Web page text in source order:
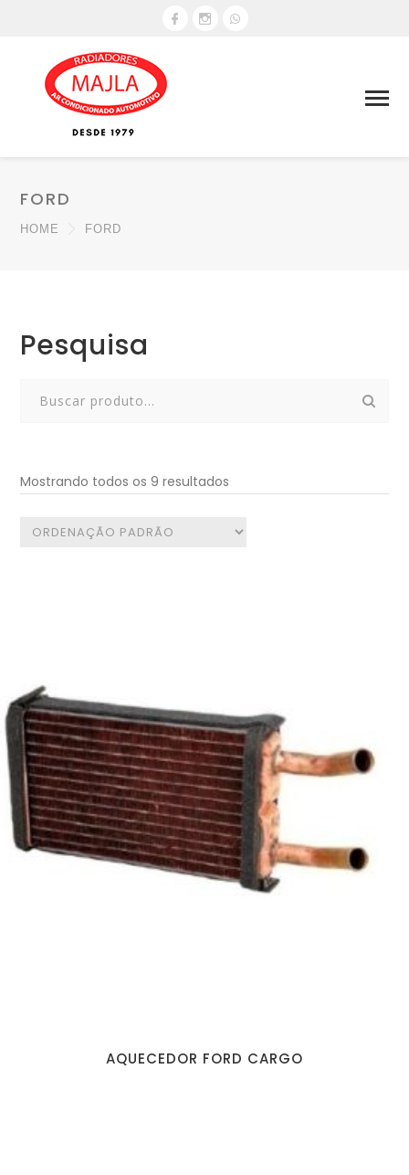
FORD
HOME FORD
Pesquisa
Mostrando todos os 9 resultados
AQUECEDOR FORD CARGO